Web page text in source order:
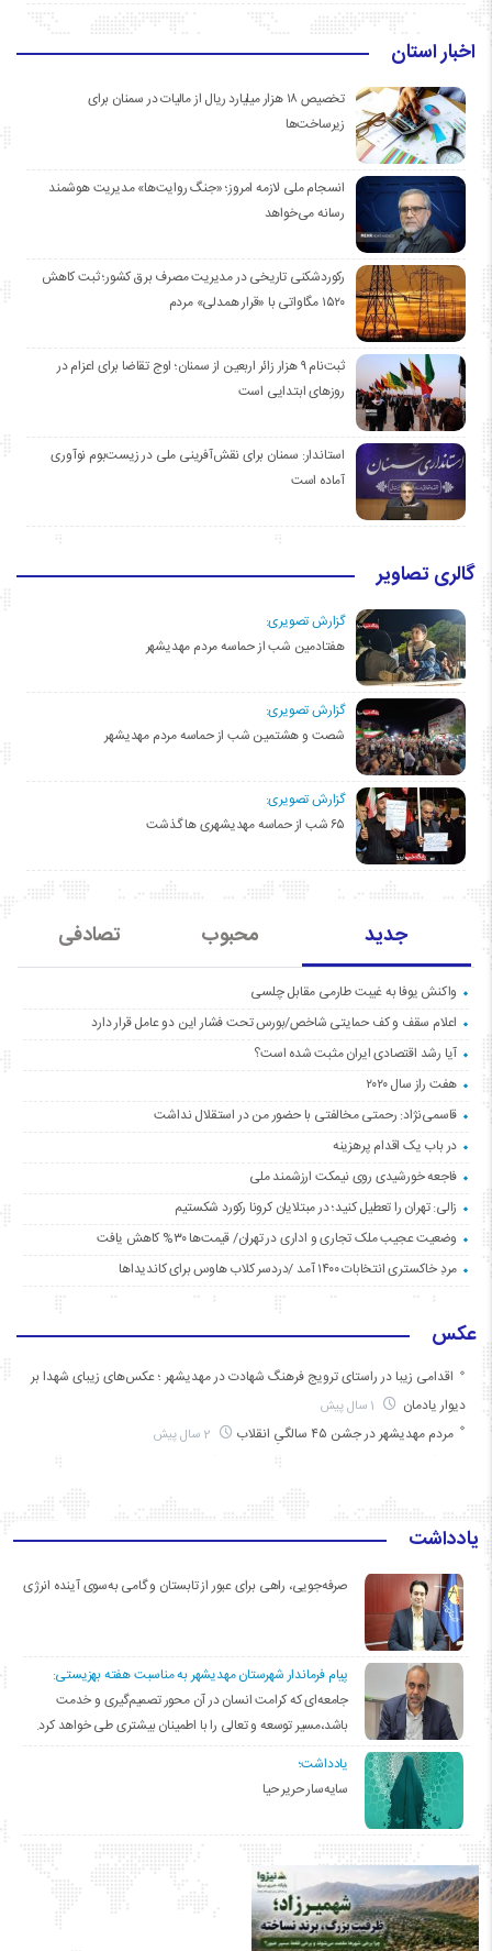
اخبار استان
تخصیص ۱۸ هزار میلیارد ریال از مالیات در سمنان برای
زیرساخت‌ها
انسجام ملی لازمه امروز؛ «جنگ روایت‌ها» مدیریت هوشمند
رسانه می‌خواهد
رکوردشکنی تاریخی در مدیریت مصرف برق کشور؛ ثبت کاهش
۱۵۲۰ مگاواتی با «قرار همدلی» مردم
ثبت‌نام ۹ هزار زائر اربعین از سمنان؛ اوج تقاضا برای اعزام در
روزهای ابتدایی است
استاندار: سمنان برای نقش‌آفرینی ملی در زیست‌بوم نوآوری
آماده است
گالری تصاویر
گزارش تصویری:
هفتادمین شب از حماسه مردم مهدیشهر
گزارش تصویری:
شصت و هشتمین شب از حماسه مردم مهدیشهر
گزارش تصویری:
۶۵ شب از حماسه مهدیشهری ها گذشت
جدید محبوب تصادفی
واکنش یوفا به غیبت طارمی مقابل چلسی
اعلام سقف و کف حمایتی شاخص/بورس تحت فشار این دو عامل قرار دارد
آیا رشد اقتصادی ایران مثبت شده است؟
هفت راز سال ۲۰۲۰
قاسمی‌نژاد: رحمتی مخالفتی با حضور من در استقلال نداشت
در باب یک اقدام پرهزینه
فاجعه خورشیدی روی نیمکت ارزشمند ملی
زالی: تهران را تعطیل کنید؛ در مبتلایان کرونا رکورد شکستیم
وضعیت عجیب ملک تجاری و اداری در تهران/ قیمت‌ها ۳۰% کاهش یافت
مردِ خاکستری انتخابات ۱۴۰۰ آمد /دردسر کلاب هاوس برای کاندیداها
عکس
اقدامی زیبا در راستای ترویج فرهنگ شهادت در مهدیشهر ؛ عکس‌های زیبای شهدا بر
دیوار یادمان
مردم مهدیشهر در جشن ۴۵ سالگیِ انقلاب
یادداشت
صرفه‌جویی، راهی برای عبور از تابستان و گامی به‌سوی آینده انرژی
پیام فرماندار شهرستان مهدیشهر به مناسبت هفته بهزیستی:
جامعه‌ای که کرامت انسان در آن محور تصمیم‌گیری و خدمت
باشد،مسیر توسعه و تعالی را با اطمینان بیشتری طی خواهد کرد.
یادداشت؛
سایه‌سار حریر حیا